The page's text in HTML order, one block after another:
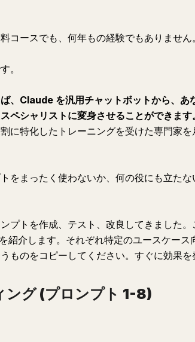
コースでも、何年もの経験でもありません。
。
、Claude を汎用チャットボットから、あ
ペシャリストに変身させることができます。
に特化したトレーニングを受けた専門家
をまったく使わないか、何の役にも立た
プトを作成、テスト、改良してきました
紹介します。それぞれ特定のユースケース
ものをコピーしてください。すぐに効果を
ング (プロンプト 1-8)